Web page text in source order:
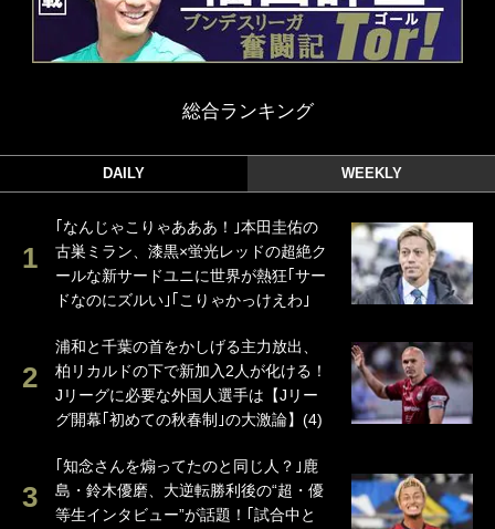
総合ランキング
DAILY WEEKLY
｢なんじゃこりゃあああ！｣本田圭佑の
古巣ミラン、漆黒×蛍光レッドの超絶ク
ールな新サードユニに世界が熱狂｢サー
ドなのにズルい｣｢こりゃかっけえわ｣
浦和と千葉の首をかしげる主力放出、
柏リカルドの下で新加入2人が化ける！
Jリーグに必要な外国人選手は【Jリー
グ開幕｢初めての秋春制｣の大激論】(4)
｢知念さんを煽ってたのと同じ人？｣鹿
島・鈴木優磨、大逆転勝利後の“超・優
等生インタビュー”が話題！｢試合中と